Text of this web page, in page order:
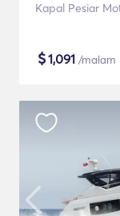
Kapal Pesiar
$1,091 /malam